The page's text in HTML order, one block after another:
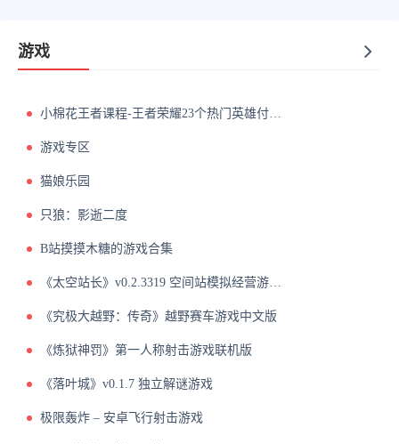
游戏
小棉花王者课程-王者荣耀23个热门英雄付费教学【详细无比】
游戏专区
猫娘乐园
只狼：影逝二度
B站摸摸木糖的游戏合集
《太空站长》v0.2.3319 空间站模拟经营游戏中文版
《究极大越野：传奇》越野赛车游戏中文版
《炼狱神罚》第一人称射击游戏联机版
《落叶城》v0.1.7 独立解谜游戏
极限轰炸 – 安卓飞行射击游戏